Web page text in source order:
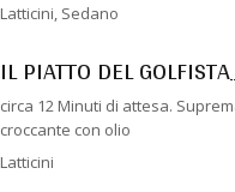
Latticini, Sedano
IL PIATTO DEL GOLFISTA
circa 12 Minuti di attesa.
croccante con olio
Latticini